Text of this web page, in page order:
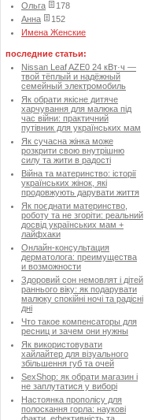
Ольга
178
Анна
152
Имена Женские
последние статьи:
Nissan Leaf AZE0 24 кВт·ч —
твой тёплый и надёжный
семейный электромобиль
Як обрати якісне дитяче
харчування для малюка під
час війни: практичний
путівник для українських мам
Як сучасна жінка може
розкрити свою внутрішню
силу та жити в радості
Війна та материнство: історії
українських жінок, які
продовжують дарувати життя
Як поєднати материнство,
роботу та не згоріти: реальний
досвід українських мам +
лайфхаки
Онлайн-консультация
дерматолога: преимущества
и возможности
Здоровий сон немовлят і дітей
раннього віку: як подарувати
малюку спокійні ночі та радісні
дні
Что такое компенсаторы для
ресниц и зачем они нужны
Як використовувати
хайлайтер для візуального
збільшення губ та очей
SexShop: як обрати магазин і
не заплутатися у виборі
Настоянка прополісу для
полоскання горла: наукові